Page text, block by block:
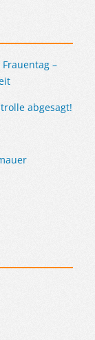
–
abgesagt!